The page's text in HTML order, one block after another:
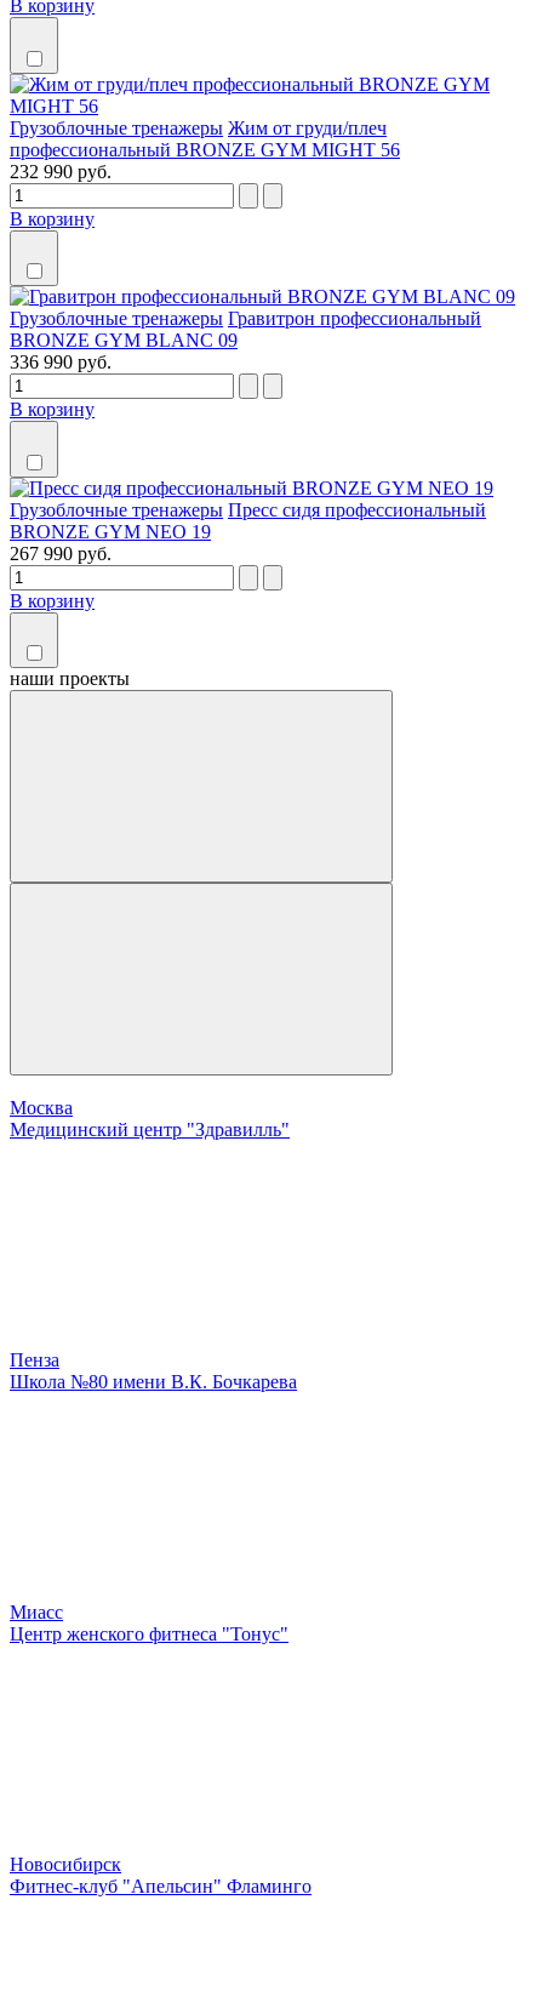
В корзину
Грузоблочные тренажеры Жим от груди/плеч
профессиональный BRONZE GYM MIGHT 56
232 990 руб.
В корзину
Грузоблочные тренажеры Гравитрон профессиональный
BRONZE GYM BLANC 09
336 990 руб.
В корзину
Грузоблочные тренажеры Пресс сидя профессиональный
BRONZE GYM NEO 19
267 990 руб.
В корзину
наши проекты
Москва
Медицинский центр "Здравилль"
Пенза
Школа №80 имени В.К. Бочкарева
Миасс
Центр женского фитнеса "Тонус"
Новосибирск
Фитнес-клуб "Апельсин" Фламинго